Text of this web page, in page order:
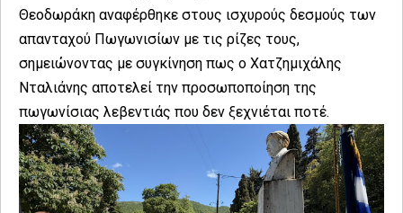
Θεοδωράκη αναφέρθηκε στους ισχυρούς δεσμούς των
απανταχού Πωγωνισίων με τις ρίζες τους,
σημειώνοντας με συγκίνηση πως ο Χατζημιχάλης
Νταλιάνης αποτελεί την προσωποποίηση της
πωγωνίσιας λεβεντιάς που δεν ξεχνιέται ποτέ.